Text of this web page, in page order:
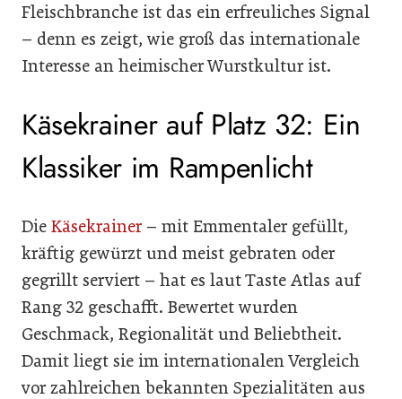
Fleischbranche ist das ein erfreuliches Signal
– denn es zeigt, wie groß das internationale
Interesse an heimischer Wurstkultur ist.
Käsekrainer auf Platz 32: Ein
Klassiker im Rampenlicht
Die Käsekrainer– mit Emmentaler gefüllt,
kräftig gewürzt und meist gebraten oder
gegrillt serviert – hat es laut Taste Atlas auf
Rang 32 geschafft. Bewertet wurden
Geschmack, Regionalität und Beliebtheit.
Damit liegt sie im internationalen Vergleich
vor zahlreichen bekannten Spezialitäten aus